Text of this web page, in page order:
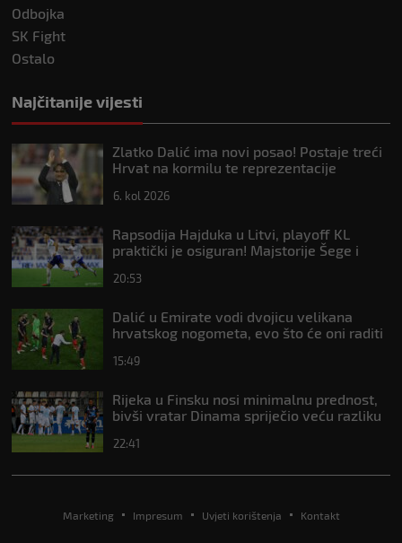
Odbojka
SK Fight
Ostalo
Najčitanije vijesti
Zlatko Dalić ima novi posao! Postaje treći
Hrvat na kormilu te reprezentacije
6. kol 2026
Rapsodija Hajduka u Litvi, playoff KL
praktički je osiguran! Majstorije Šege i
20:53
Dalić u Emirate vodi dvojicu velikana
hrvatskog nogometa, evo što će oni raditi
15:49
Rijeka u Finsku nosi minimalnu prednost,
bivši vratar Dinama spriječio veću razliku
22:41
Marketing Impresum Uvjeti korištenja Kontakt